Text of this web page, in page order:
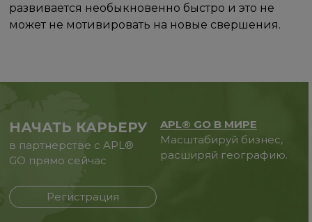
развивается необыкновенно быстро и это не
может не мотивировать на новые свершения.
НАЧАТЬ КАРЬЕРУ
в партнерстве с APL®
GO прямо сейчас
Регистрация
APL® GO В МИРЕ
Масштабируй бизнес,
расширяй географию.